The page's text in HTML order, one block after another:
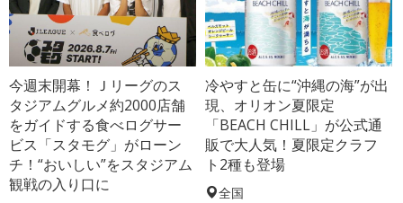
今週末開幕！Ｊリーグのス
タジアムグルメ約2000店舗
をガイドする食べログサー
ビス「スタモグ」がローン
チ！“おいしい”をスタジアム
観戦の入り口に
冷やすと缶に“沖縄の海”が出
現、オリオン夏限定
「BEACH CHILL」が公式通
販で大人気！夏限定クラフ
ト2種も登場
全国